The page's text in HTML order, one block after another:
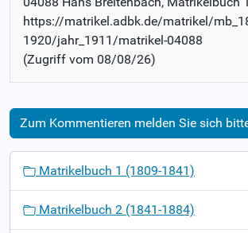
https://matrikel.adbk.de/matrikel/
1920/jahr_1911/matrikel-04088
(Zugriff vom 08/08/26)
Zum Kommentieren melden Sie sich
Matrikelbuch 1 (1809-1841)
Matrikelbuch 2 (1841-1884)